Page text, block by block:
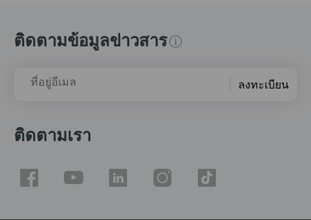
ติดตามข้อมูลข่าวสาร
ที่อยู่อีเมล ลงทะเบียน
ติดตามเรา